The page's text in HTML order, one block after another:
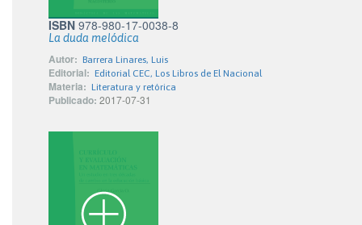
ISBN 978-980-17-0038-8
La duda melódica
Autor: Barrera Linares, Luis
Editorial: Editorial CEC, Los Libros de El Nacional
Materia: Literatura y retórica
Publicado: 2017-07-31